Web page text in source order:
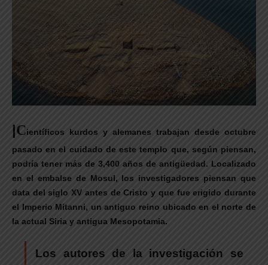
|Científicos kurdos y alemanes trabajan desde octubre
pasado en el cuidado de este templo que, según piensan,
podría tener más de 3,400 años de antigüedad. Localizado
en el embalse de Mosul, los investigadores piensan que
data del siglo XV antes de Cristo y que fue erigido durante
el Imperio Mitanni, un antiguo reino ubicado en el norte de
la actual Siria y antigua Mesopotamia.
Los autores de la investigación se